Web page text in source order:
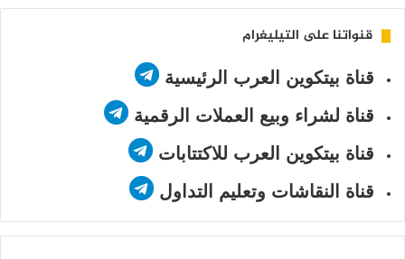
قنواتنا على التيليغرام
قناة بيتكوين العرب الرئيسية
قناة لشراء وبيع العملات الرقمية
قناة بيتكوين العرب للاكتتابات
قناة النقاشات وتعليم التداول